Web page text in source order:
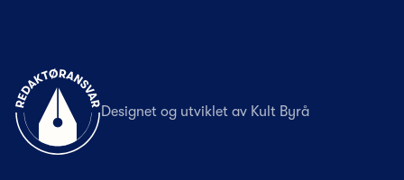
Til forsiden
Designet og utviklet av Kult Byrå